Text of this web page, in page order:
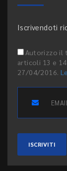
Iscrivendoti
Autorizzo il
articoli 13 e
27/04/2016.
ISCRIVITI